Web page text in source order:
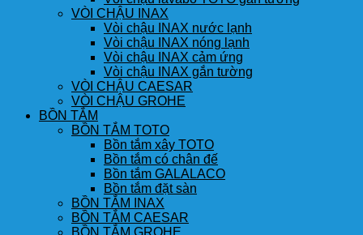
VÒI CHẬU INAX
Vòi chậu INAX nước lạnh
Vòi chậu INAX nóng lạnh
Vòi chậu INAX cảm ứng
Vòi chậu INAX gắn tường
VÒI CHẬU CAESAR
VÒI CHẬU GROHE
BỒN TẮM
BỒN TẮM TOTO
Bồn tắm xây TOTO
Bồn tắm có chân đế
Bồn tắm GALALACO
Bồn tắm đặt sàn
BỒN TẮM INAX
BỒN TẮM CAESAR